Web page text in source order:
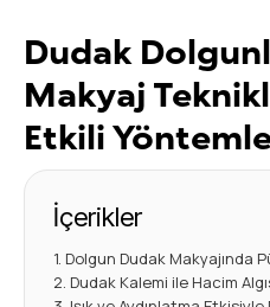
Dudak
Makyaj
Etkili
İçerikler
Dolgun Dudak Makyajında
Dudak Kalemi ile Hacim